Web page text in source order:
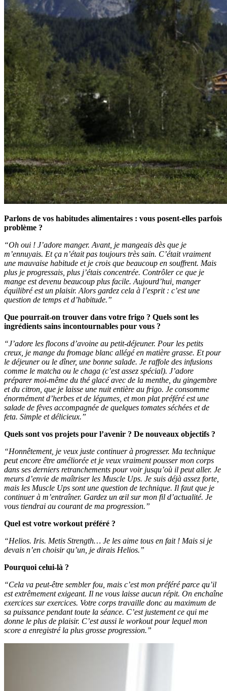
Parlons de vos habitudes alimentaires : vous posent-elles parfois
problème ?
“Oh oui ! J’adore manger. Avant, je mangeais dès que je
m’ennuyais. Et ça n’était pas toujours très sain. C’était vraiment
une mauvaise habitude et je crois que beaucoup en souffrent. Mais
plus je progressais, plus j’étais concentrée. Contrôler ce que je
mange est devenu beaucoup plus facile. Aujourd’hui, manger
équilibré est un plaisir. Alors gardez cela à l’esprit : c’est une
question de temps et d’habitude.”
Que pourrait-on trouver dans votre frigo ? Quels sont les
ingrédients sains incontournables pour vous ?
“J’adore les flocons d’avoine au petit-déjeuner. Pour les petits
creux, je mange du fromage blanc allégé en matière grasse. Et pour
le déjeuner ou le dîner, une bonne salade. Je raffole des infusions
comme le matcha ou le chaga (c’est assez spécial). J’adore
préparer moi-même du thé glacé avec de la menthe, du gingembre
et du citron, que je laisse une nuit entière au frigo. Je consomme
énormément d’herbes et de légumes, et mon plat préféré est une
salade de fèves accompagnée de quelques tomates séchées et de
feta. Simple et délicieux.”
Quels sont vos projets pour l’avenir ? De nouveaux objectifs ?
“Honnêtement, je veux juste continuer à progresser. Ma technique
peut encore être améliorée et je veux vraiment pousser mon corps
dans ses derniers retranchements pour voir jusqu’où il peut aller. Je
meurs d’envie de maîtriser les Muscle Ups. Je suis déjà assez forte,
mais les Muscle Ups sont une question de technique. Il faut que je
continuer à m’entraîner. Gardez un œil sur mon fil d’actualité. Je
vous tiendrai au courant de ma progression.”
Quel est votre workout préféré ?
“Helios. Iris. Metis Strength… Je les aime tous en fait ! Mais si je
devais n’en choisir qu’un, je dirais Helios.”
Pourquoi celui-là ?
“Cela va peut-être sembler fou, mais c’est mon préféré parce qu’il
est extrêmement exigeant. Il ne vous laisse aucun répit. On enchaîne
exercices sur exercices. Votre corps travaille donc au maximum de
sa puissance pendant toute la séance. C’est justement ce qui me
donne le plus de plaisir. C’est aussi le workout pour lequel mon
score a enregistré la plus grosse progression.”